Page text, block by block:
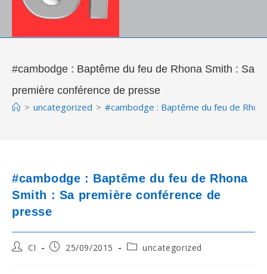
#cambodge : Baptême du feu de Rhona Smith : Sa
première conférence de presse
> uncategorized > #cambodge : Baptême du feu de
#cambodge : Baptême du feu de Rhona
Smith : Sa première conférence de
presse
PostCI
Post25/09/2015
Postuncategorized